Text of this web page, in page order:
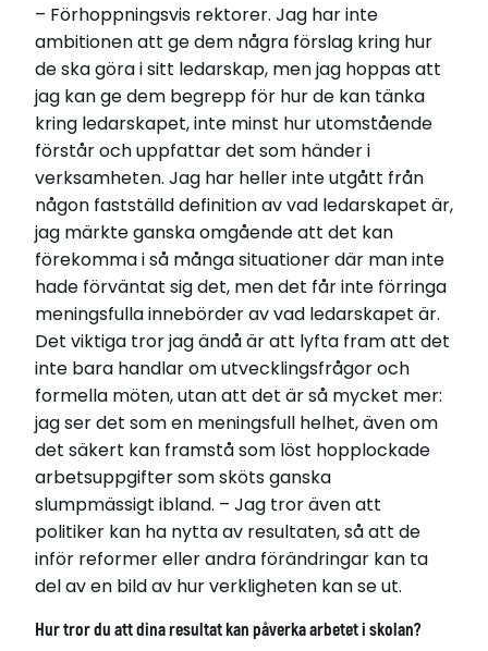
– Förhoppningsvis rektorer. Jag har inte
ambitionen att ge dem några förslag kring hur
de ska göra i sitt ledarskap, men jag hoppas att
jag kan ge dem begrepp för hur de kan tänka
kring ledarskapet, inte minst hur utomstående
förstår och uppfattar det som händer i
verksamheten. Jag har heller inte utgått från
någon fastställd definition av vad ledarskapet är,
jag märkte ganska omgående att det kan
förekomma i så många situationer där man inte
hade förväntat sig det, men det får inte förringa
meningsfulla innebörder av vad ledarskapet är.
Det viktiga tror jag ändå är att lyfta fram att det
inte bara handlar om utvecklingsfrågor och
formella möten, utan att det är så mycket mer:
jag ser det som en meningsfull helhet, även om
det säkert kan framstå som löst hopplockade
arbetsuppgifter som sköts ganska
slumpmässigt ibland. – Jag tror även att
politiker kan ha nytta av resultaten, så att de
inför reformer eller andra förändringar kan ta
del av en bild av hur verkligheten kan se ut.
Hur tror du att dina resultat kan påverka arbetet i skolan?